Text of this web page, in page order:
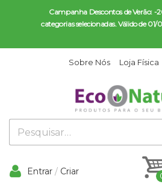
Sobre Nós Loja Física
Entrar / Criar
Campanha Descontos de Verão: -
categorias selecionadas. Válido de